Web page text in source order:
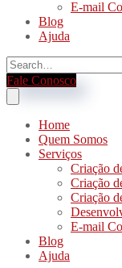
E-mail
Blog
Ajuda
Fale Conosco
Home
Quem Somos
Serviços
Criação
Criação
Criação
E-mail
Blog
Ajuda